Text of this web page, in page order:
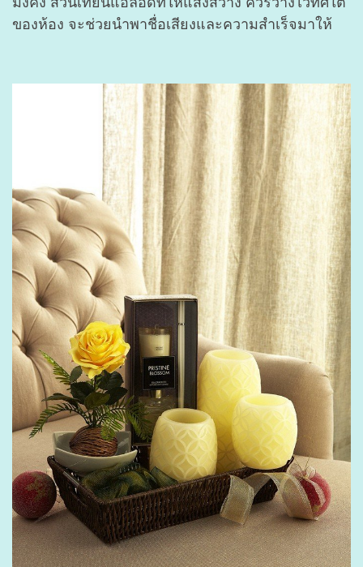
ของห้อง จะช่วยนำพาชื่อเสียงและความสำเร็จมาให้